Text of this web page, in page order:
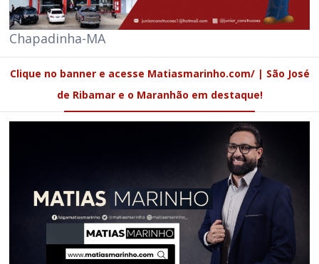
Chapadinha-MA
Clique no banner e acesse Matiasmarinho.com/ | São José
de Ribamar e o Maranhão em destaque!